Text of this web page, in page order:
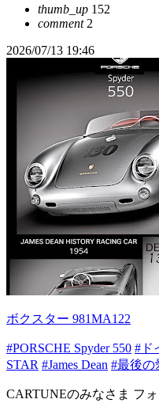
thumb_up 152
comment2
2026/07/13 19:46
ボクスター 981MA122
#PORSCHE Spyder 550 #ド
STAR #James Dean #最後の
CARTUNEのみなさま フ